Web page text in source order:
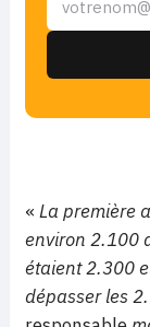
« La première
environ 2.100
étaient 2.300
dépasser les